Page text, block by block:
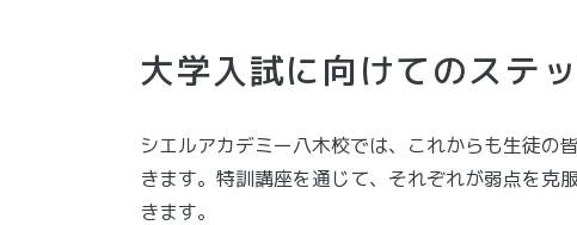
大学入試に向けてのステ
シエルアカデミー八木校では、これからも生徒の
きます。特訓講座を通じて、それぞれが弱点を克
きます。